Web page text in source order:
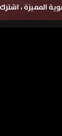
المميزة ،